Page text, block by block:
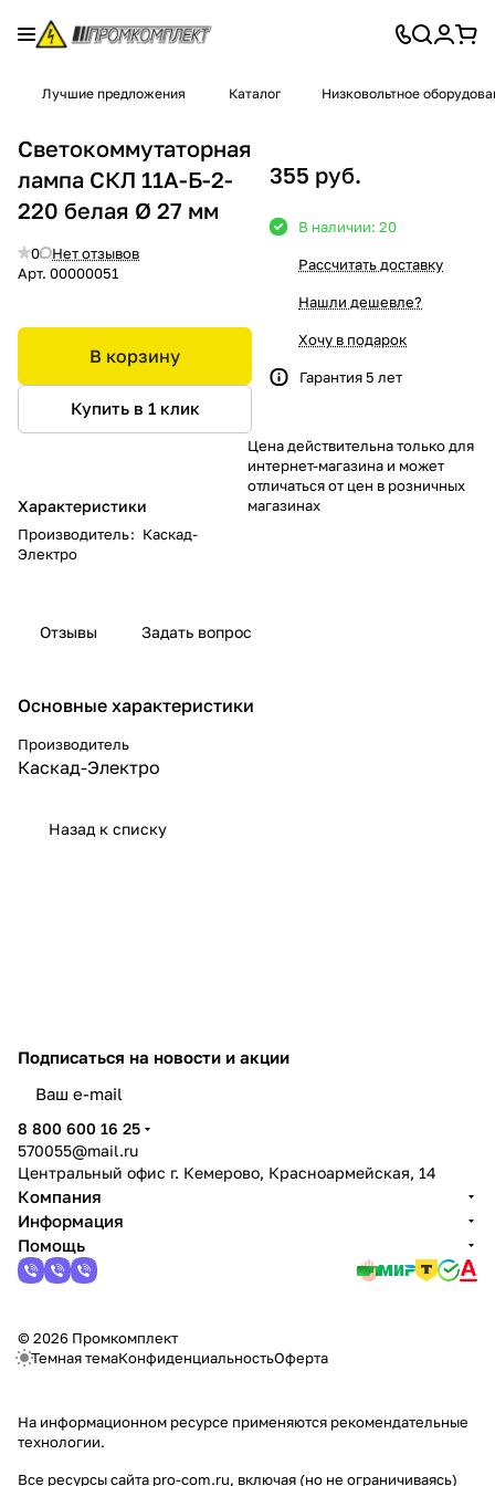
Лучшие предложения Каталог Низковольтное
Светокоммутаторная
лампа СКЛ 11А-Б-2-
220 белая Ø 27 мм
0
Нет отзывов
Арт. 00000051
В корзину
Купить в 1 клик
Характеристики
Производитель: Каскад-
Электро
355 руб.
В наличии: 20
Рассчитать доставку
Нашли дешевле?
Хочу в подарок
Гарантия 5 лет
Цена действительна только для
интернет-магазина и может
отличаться от цен в розничных
магазинах
Отзывы Задать вопрос
Основные характеристики
Производитель
Каскад-Электро
Назад к списку
Подписаться на новости и акции
8 800 600 16 25
570055@mail.ru
Центральный офис г. Кемерово, Красноармейская, 14
Компания
Информация
Помощь
© 2026 Промкомплект
Темная темаКонфиденциальностьОферта
На информационном ресурсе применяются рекомендательные
технологии.
Все ресурсы сайта pro-com.ru, включая (но не ограничиваясь)